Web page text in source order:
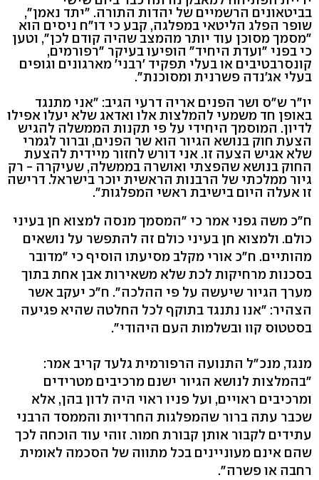
בביטאונים הרשמיים של יהדות התורה. "יתד נאמן",
שופר הפלג הליטאי במפלגה, קבע כי דו"ח ניסים הוא
"מסמך מסוכן עוד יותר מהמצב שהיה קודם לכן", וטען
כי בפני "ועדת היחיד" הופיעו בעיקר "רפורמים,
קונסרבטיבים או בעלי תפקיד 'רבני' מארגונים וגופים
בעלי אג'נדה פשרנית ומסוכנת".
יו"ר ש"ס ושר הפנים אריה דרעי הגיב: "אני מתנגד
באופן חד משמעי להמלצות אלו ואדאג שלא יעלו אפילו
לדיון. המוסמך היחידי על פי תקנות הממשלה להגיש
הצעת חוק בנושא הגיור הוא שר הפנים, וברור לגמרי
שלא אגיש הצעה זו. אני דורש לחזור מיידית להצעת
החוק בנושא שהפצתי ואושרה בממשלה, שעיקרה - רק
גיור ממלכתי של הרבנות הראשית יוכר בישראל. דרישה
זו אעלה היום בישיבת ראשי המפלגות".
ח"כ משה גפני אמר כי "המסמך מנסה למצוא חן בעיני
כולם. ולמצוא חן בעיני כולם זה להתפשר על נושאים
מהותיים. ח"כ אורי מקלב מסיעתו הוסיף כי "מדובר
בסכנות מרחיקות לכת שלא משאירות אבן אחת בתוך
מערך הגיור שיעשה על פי ההלכה". ח"כ יעקב אשר
הצהיר: "אנו נתנגד בתוקף לכל החלטה שהיא פגיעה
בסטטוס קוו ובשלמות העם היהודי".
מנגד, מנכ"ל התנועה הרפורמית גלעד קריב אמר:
"בהמלצות לנושא הגיור ישנם מרכיבים מטרידים
ומרכיבים ראויים, ועל פניו ראוי היה לדון בהן, אלא
שכבר עתה ברור שהמפלגות החרדיות והממסד הרבני
עתידים לקבור אותן קבורת חמור. זוהי עוד הוכחה לכך
שהם אינם מעוניינים בכל מתווה של הסכמה לאומית
רחבה או פשרה".